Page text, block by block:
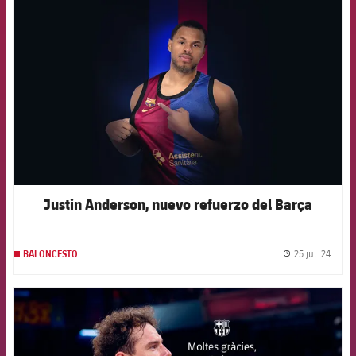
Justin Anderson, nuevo refuerzo del Barça
BALONCESTO 25 jul. 24
FCB Barcelona badge